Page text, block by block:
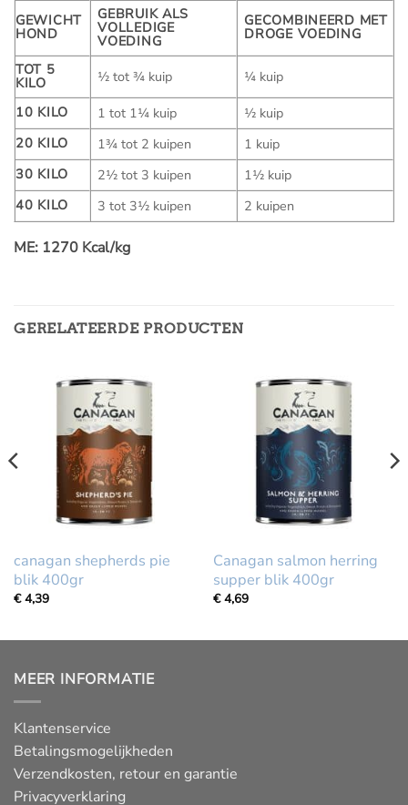
GEWICHT
HOND
GEBRUIK ALS
VOLLEDIGE
VOEDING
GECOMBINEERD MET
DROGE VOEDING
TOT 5
KILO ½ tot ¾ kuip
¼ kuip
10 KILO
1 tot 1¼ kuip
½ kuip
20 KILO
1¾ tot 2 kuipen
1 kuip
30 KILO
2½ tot 3 kuipen
1½ kuip
40 KILO
3 tot 3½ kuipen 2 kuipen
ME: 1270 Kcal/kg
GERELATEERDE PRODUCTEN
canagan shepherds pie
blik 400gr
€4,39
Canagan salmon herring
supper blik 400gr
€4,69
MEER INFORMATIE
Klantenservice
Betalingsmogelijkheden
Verzendkosten, retour en garantie
Privacyverklaring